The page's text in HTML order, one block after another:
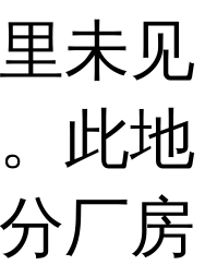
未见
此地
厂房